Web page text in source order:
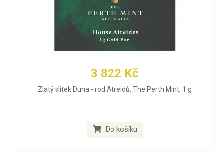
3 822 Kč
Zlatý slitek Duna - rod Atreidů, The Perth Mint, 1 g
Do košíku